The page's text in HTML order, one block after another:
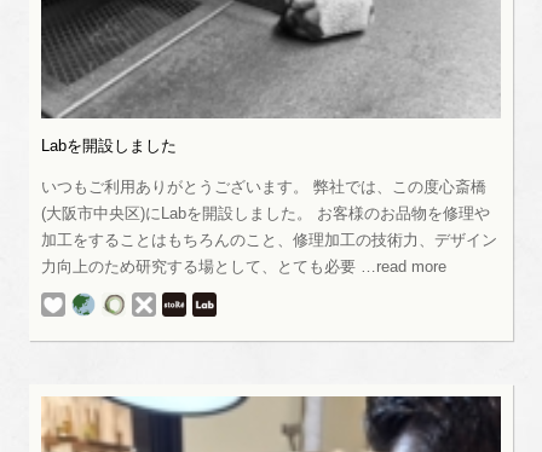
Labを開設しました
いつもご利用ありがとうございます。 弊社では、この度心斎橋
(大阪市中央区)にLabを開設しました。 お客様のお品物を修理や
加工をすることはもちろんのこと、修理加工の技術力、デザイン
力向上のため研究する場として、とても必要 …read more